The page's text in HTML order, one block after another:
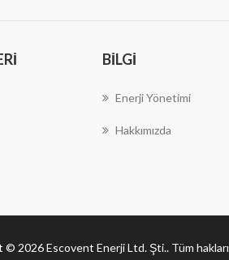
BILGI
Enerji Yönetimi
Hakkımızda
2026 Escovent Enerji Ltd. Şti.. Tüm hakları